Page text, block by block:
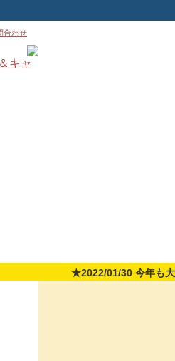
合わせ
★2022/01/30 今年も大変です